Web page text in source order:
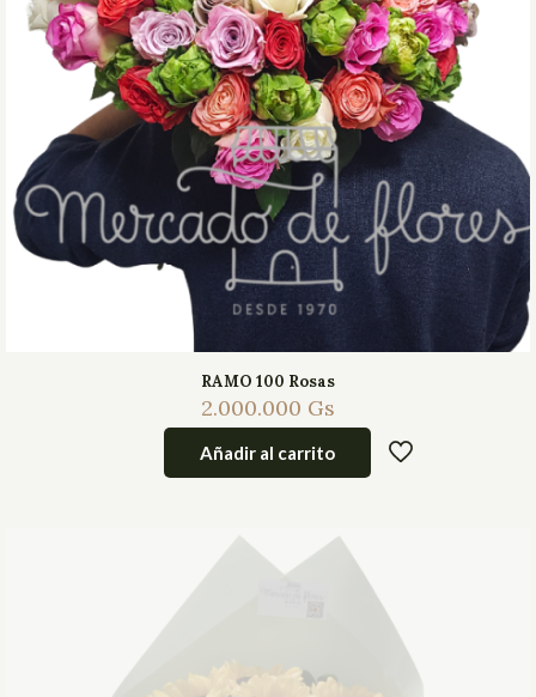
RAMO 100 Rosas
2.000.000 Gs
Añadir al carrito